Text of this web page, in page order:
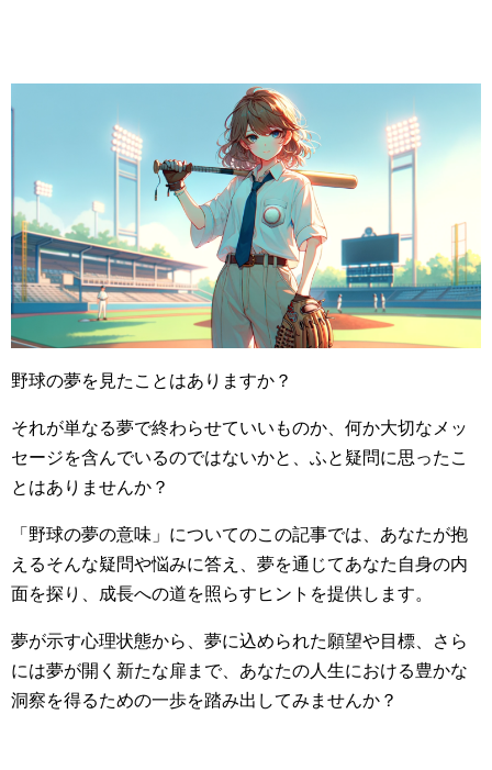
野球の夢を見たことはありますか？
それが単なる夢で終わらせていいものか、何か大切なメッ
セージを含んでいるのではないかと、ふと疑問に思ったこ
とはありませんか？
「野球の夢の意味」についてのこの記事では、あなたが抱
えるそんな疑問や悩みに答え、夢を通じてあなた自身の内
面を探り、成長への道を照らすヒントを提供します。
夢が示す心理状態から、夢に込められた願望や目標、さら
には夢が開く新たな扉まで、あなたの人生における豊かな
洞察を得るための一歩を踏み出してみませんか？